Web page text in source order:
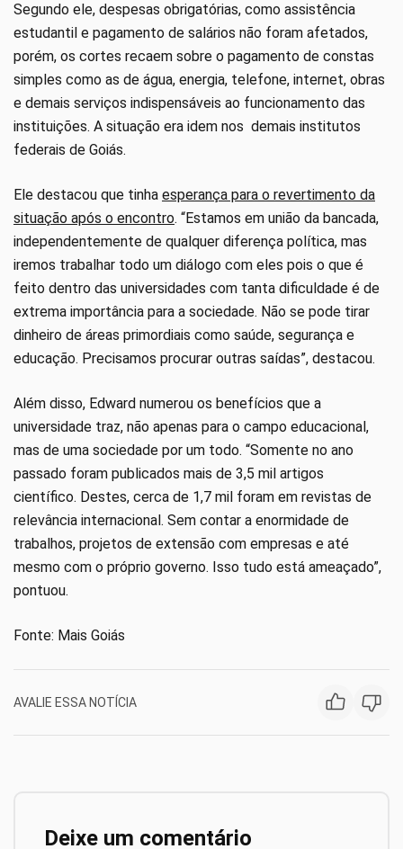
Segundo ele, despesas obrigatórias, como assistência
estudantil e pagamento de salários não foram afetados,
porém, os cortes recaem sobre o pagamento de constas
simples como as de água, energia, telefone, internet, obras
e demais serviços indispensáveis ao funcionamento das
instituições. A situação era idem nos demais institutos
federais de Goiás.
Ele destacou que tinha esperança para o revertimento da
situação após o encontro. “Estamos em união da bancada,
independentemente de qualquer diferença política, mas
iremos trabalhar todo um diálogo com eles pois o que é
feito dentro das universidades com tanta dificuldade é de
extrema importância para a sociedade. Não se pode tirar
dinheiro de áreas primordiais como saúde, segurança e
educação. Precisamos procurar outras saídas”, destacou.
Além disso, Edward numerou os benefícios que a
universidade traz, não apenas para o campo educacional,
mas de uma sociedade por um todo. “Somente no ano
passado foram publicados mais de 3,5 mil artigos
científico. Destes, cerca de 1,7 mil foram em revistas de
relevância internacional. Sem contar a enormidade de
trabalhos, projetos de extensão com empresas e até
mesmo com o próprio governo. Isso tudo está ameaçado”,
pontuou.
Fonte: Mais Goiás
AVALIE ESSA NOTÍCIA
Deixe um comentário